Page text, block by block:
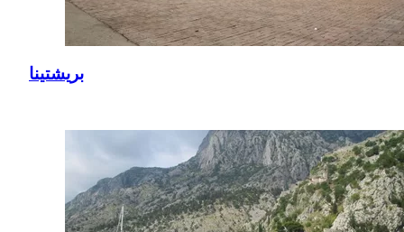
بريشتينا